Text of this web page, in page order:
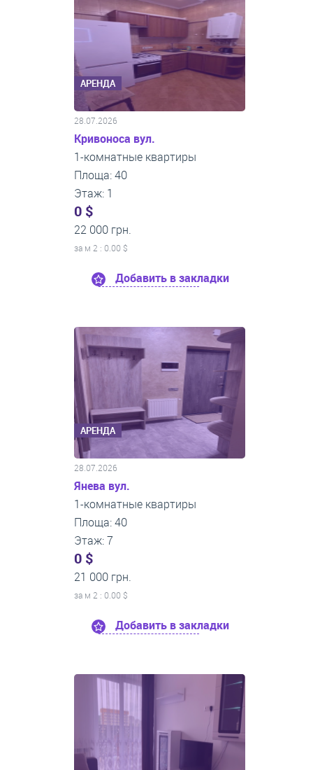
АРЕНДА
28.07.2026
Кривоноса вул.
1-комнатные квартиры
Площа: 40
Этаж: 1
0 $
22 000 грн.
за м 2 : 0.00 $
Добавить в закладки
АРЕНДА
28.07.2026
Янева вул.
1-комнатные квартиры
Площа: 40
Этаж: 7
0 $
21 000 грн.
за м 2 : 0.00 $
Добавить в закладки